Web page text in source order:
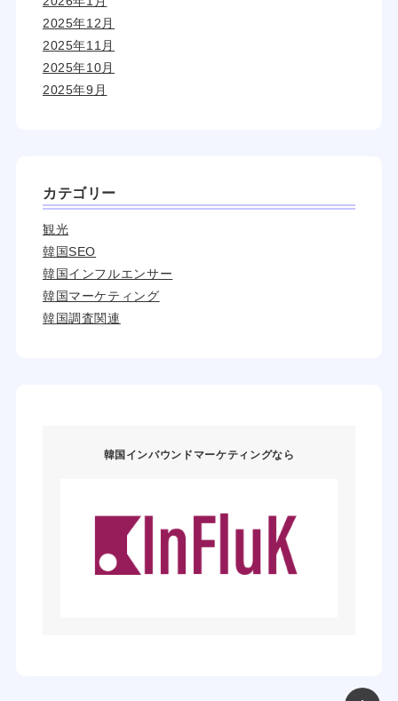
2025年12月
2025年11月
2025年10月
2025年9月
カテゴリー
観光
韓国SEO
韓国インフルエンサー
韓国マーケティング
韓国調査関連
韓国インバウンドマーケティングなら